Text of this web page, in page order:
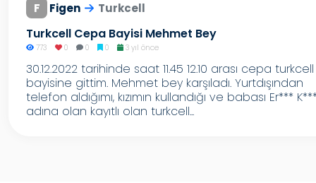
F Figen Turkcell
Turkcell Cepa Bayisi Mehmet Bey
773 0 0 0 3 yıl önce
30.12.2022 tarihinde saat 11.45 12.10 arası cepa turkcell
bayisine gittim. Mehmet bey karşıladı. Yurtdışından
telefon aldığımı, kızımın kullandığı ve babası Er***
adına olan kayıtlı olan turkcell...